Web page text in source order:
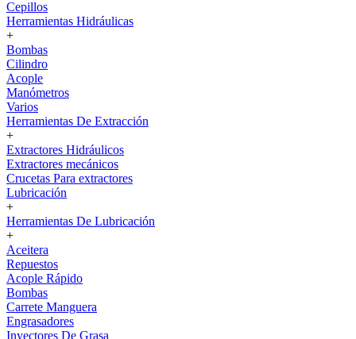
Cepillos
Herramientas Hidráulicas
+
Bombas
Cilindro
Acople
Manómetros
Varios
Herramientas De Extracción
+
Extractores Hidráulicos
Extractores mecánicos
Crucetas Para extractores
Lubricación
+
Herramientas De Lubricación
+
Aceitera
Repuestos
Acople Rápido
Bombas
Carrete Manguera
Engrasadores
Inyectores De Grasa